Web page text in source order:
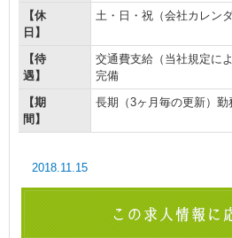
【休
日】
土・日・祝（会社カレン
【待
遇】
交通費支給（当社規定に
完備
【期
間】
長期（3ヶ月毎の更新）勤
2018.11.15